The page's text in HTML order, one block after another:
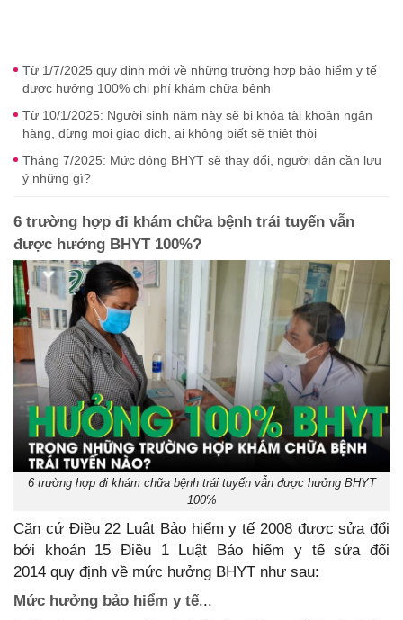
Từ 1/7/2025 quy định mới về những trường hợp bảo hiểm y tế
được hưởng 100% chi phí khám chữa bệnh
Từ 10/1/2025: Người sinh năm này sẽ bị khóa tài khoản ngân
hàng, dừng mọi giao dịch, ai không biết sẽ thiệt thòi
Tháng 7/2025: Mức đóng BHYT sẽ thay đổi, người dân cần lưu
ý những gì?
6 trường hợp đi khám chữa bệnh trái tuyến vẫn
được hưởng BHYT 100%?
6 trường hợp đi khám chữa bệnh trái tuyến vẫn được hưởng BHYT
100%
Căn cứ Điều 22 Luật Bảo hiểm y tế 2008 được sửa đổi
bởi khoản 15 Điều 1 Luật Bảo hiểm y tế sửa đổi
2014 quy định về mức hưởng BHYT như sau:
Mức hưởng bảo hiểm y tế...